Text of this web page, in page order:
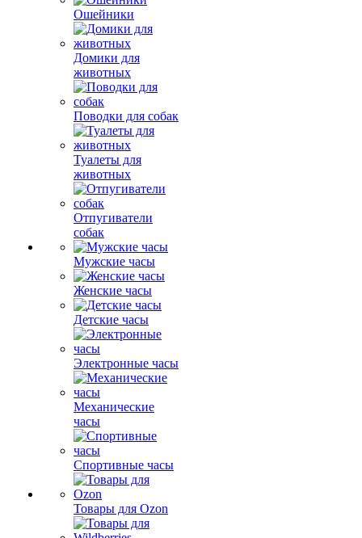
Ошейники
Домики для
животных
Поводки для собак
Туалеты для
животных
Отпугиватели
собак
Мужские часы
Женские часы
Детские часы
Электронные часы
Механические
часы
Спортивные часы
Товары для Ozon